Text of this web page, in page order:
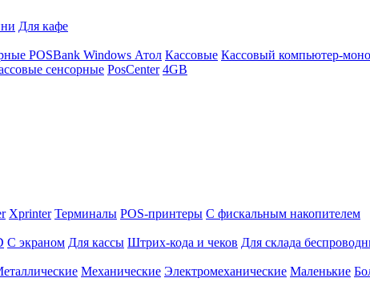
Для кафе
POSBank Windows Атол Кассовые Кассовый компьютер-
сенсорные PosCenter 4GB
Xprinter Терминалы POS-принтеры С фискальным накопителем
С экраном Для кассы Штрих-кода и чеков Для склада
Механические Электромеханические Маленькие